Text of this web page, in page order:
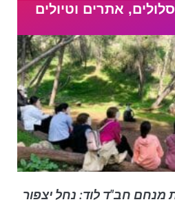
אתרים וטיולים
מנחם חב"ד לוד: נחל יצפור